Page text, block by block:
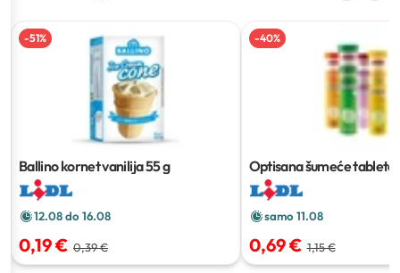
-51%
Ballino kornet vanilija55 g
12.08 do 16.08
0,19 € 0,39 €
-40%
Optisana šumeće tablete
komada
samo 11.08
0,69 € 1,15 €